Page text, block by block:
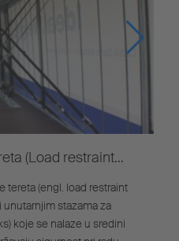
(Load restraint
tereta (engl. load restraint
stazama za
koje se nalaze u sredini